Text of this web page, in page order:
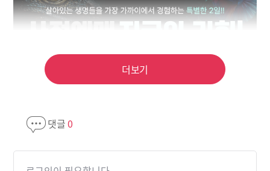
더보기
댓글0